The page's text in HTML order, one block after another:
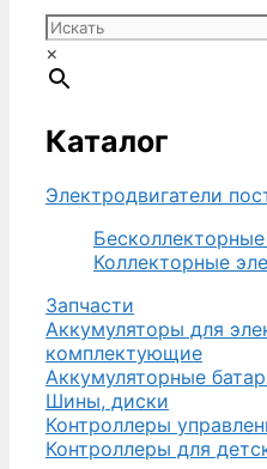
×
Каталог
Электродвигатели
Коллекторные
Запчасти
Аккумуляторы для
комплектующие
Аккумуляторные
Шины, диски
Контроллеры
Контроллеры для